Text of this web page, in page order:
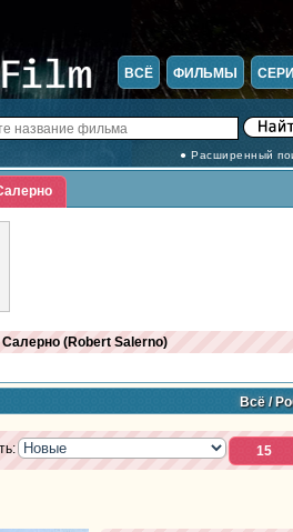
ВСЁ ФИЛЬМЫ
● Расширенный
Салерно (Robert Salerno)
Всё/
15